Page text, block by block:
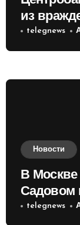
из
telegnews
Новости
В Москве
Садовом
telegnews